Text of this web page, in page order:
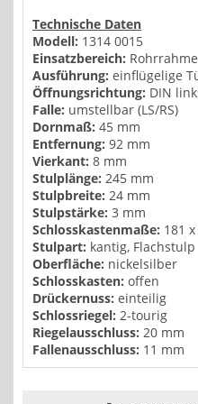
Technische Daten
Modell: 1314 0015
Einsatzbereich:
Ausführung: einflügelige
Öffnungsrichtung: DIN
Falle: umstellbar (LS/RS)
Dornmaß: 45 mm
Entfernung: 92 mm
Vierkant: 8 mm
Stulplänge: 245 mm
Stulpbreite: 24 mm
Stulpstärke: 3 mm
Schlosskastenmaße: 181
Stulpart: kantig, Flachstulp
Oberfläche: nickelsilber
Schlosskasten: offen
Drückernuss: einteilig
Schlossriegel: 2-tourig
Riegelausschluss: 20 mm
Fallenausschluss: 11 mm